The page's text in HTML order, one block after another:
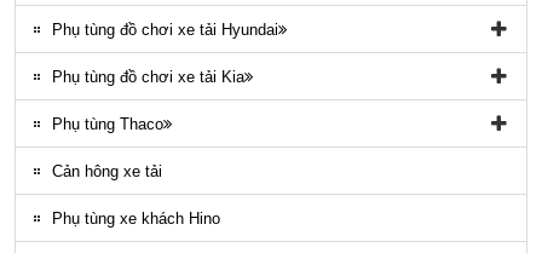
Phụ tùng đồ chơi xe tải Hyundai
Phụ tùng đồ chơi xe tải Hyundai HD65, HD72
Phụ tùng Trago
Phụ tung hyundai mighty ex8
Phụ tùng đồ chơi xe tải Kia
Phụ tùng đồ chơi kia Bongo
Phụ tùng Kia K3000
Phụ tùng Thaco
Phụ tùng vỏ xe khách Thaco
Phụ tùng gầm máy xe khách Thaco
Cản hông xe tải
Phụ tùng xe khách Hino